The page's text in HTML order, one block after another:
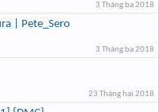
3 Tháng ba 2018
| Pete_Sero
3 Tháng ba 2018
23 Tháng hai 2018